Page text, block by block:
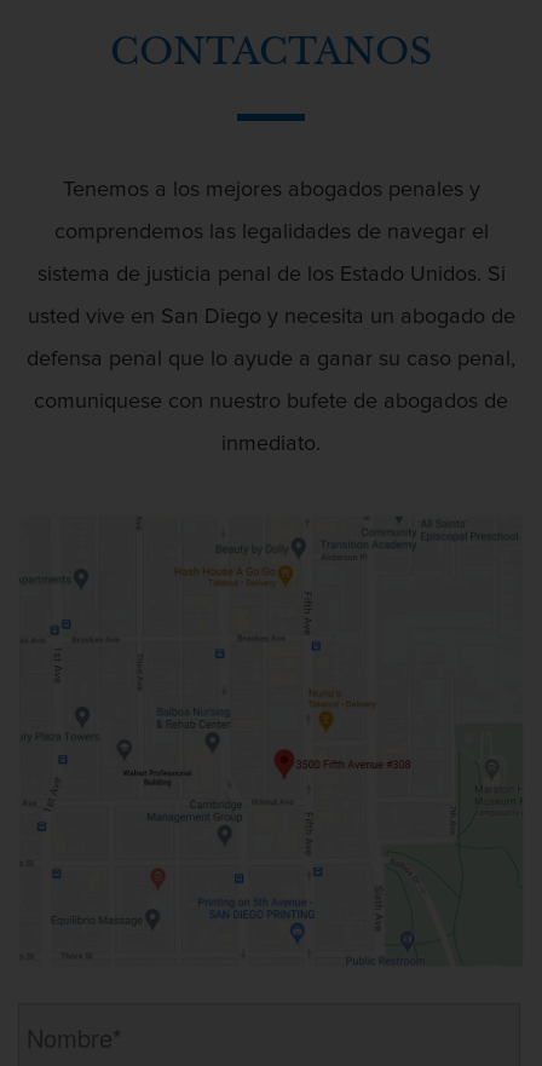
Posesión de una sustancia controlada
Delitos Federales de Drogas
Delitos de Fraude
Fraude A La Compensación A los
Trabajadores
Fraude a programas de asistencia
Fraude de Juego
Fraude de seguro de auto
Fraude Del Seguro De Desempleo
Fraude inmobiliario
Delitos de Hurto
Hurto en tiendas
Hurto mayor de auto
CONTACTANOS
Tenemos a los mejores abogados penales y
comprendemos las legalidades de navegar el
sistema de justicia penal de los Estado Unidos. Si
usted vive en San Diego y necesita un abogado de
defensa penal que lo ayude a ganar su caso penal,
comuniquese con nuestro bufete de abogados de
inmediato.
Delitos Violentos
Descarga Negligente de un Arma de
Fuego
Desviación Informal Juvenil
División de Justicia Juvenil
DUI
Dui Con Pasajeros Menores De 14 Años